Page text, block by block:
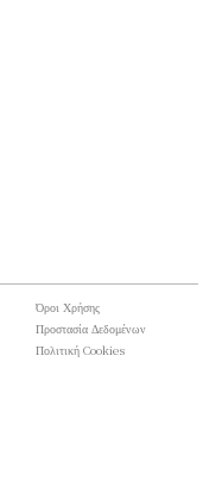
Όροι Χρήσης
Προστασία Δεδομένων
Πολιτική Cookies